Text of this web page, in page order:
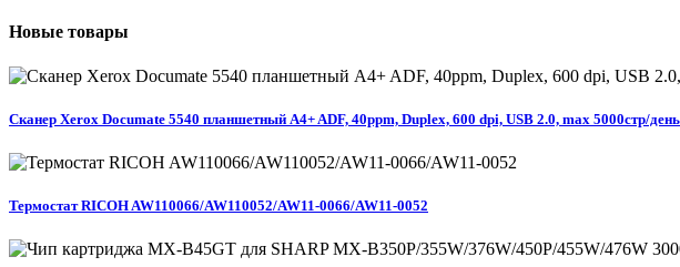
Новые товары
Сканер Xerox Documate 5540 планшетный A4+ ADF, 40ppm, Duplex, 600 dpi, USB 2.0, max 5000стр/день
Термостат RICOH AW110066/AW110052/AW11-0066/AW11-0052